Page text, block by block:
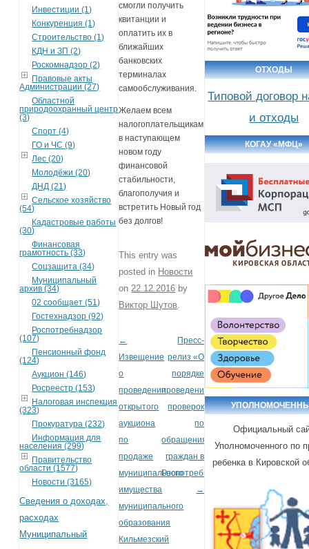
Инвестиции (1)
Конкуренция (1)
Строительство (1)
КДН и ЗП (2)
Роскомнадзор (2)
Правовые акты
Администрации (27)
Областной
природоохранный центр
(3)
Спорт (4)
ГО и ЧС (9)
Лес (20)
Молодёжи (20)
ДНД (21)
Сельское хозяйство
(54)
Кадастровые работы
(30)
Финансовая
грамотность (33)
Соцзащита (34)
Муниципальный
архив (34)
02 сообщает (51)
Гостехнадзор (92)
Роспотребнадзор
(107)
Пенсионный фонд
(124)
Аукцион (146)
Росреестр (153)
Налоговая инспекция
(323)
Прокуратура (232)
Информация для
населения (299)
Правительство
области (1577)
Новости (3165)
Сведения о доходах,
расходах
Муниципальный
смогли получить
квитанции и
оплатить их в
ближайших
банковских
терминалах
самообслуживания.
Желаем всем
налогоплательщикам
в наступающем
новом году
финансовой
стабильности,
благополучия и
встретить Новый год
без долгов!
This entry was
posted in Новости
on 22.12.2016 by
Виктор Шутов
Post navigation
←
Извещение
о
проведении
открытого
аукциона
по
продаже
муниципального
имущества
муниципального
образования
Кильмезский
Пресс-
релиз «О
порядке
проведения
проверок
по
обращениям
граждан в
Роспотребнадзор»
→
ОТХОДЫ
Типовой договор
и отходы
КОГАУ «МФЦ»
Официальный
Уполномоченного по
ребенка в Кировской